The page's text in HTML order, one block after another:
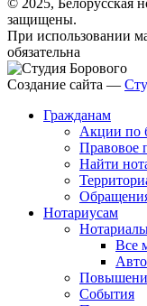
© 2025, Белорусская
защищены.
При использовании
обязательна
Создание сайта —
Гражданам
Акции по
Правовое
Найти
Нотариусам
Все
События